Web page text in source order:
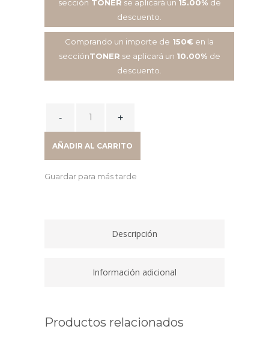
sección TONER se aplicará un 15.00% de
descuento.
Comprando un importe de 150€ en la
secciónTONER se aplicará un 10.00% de
descuento.
quantity
AÑADIR AL CARRITO
Guardar para más tarde
Descripción
Información adicional
Productos relacionados